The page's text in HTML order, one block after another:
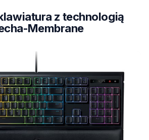
z technologią
Membrane